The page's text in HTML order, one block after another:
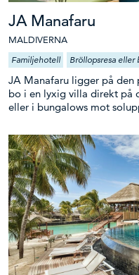
JA Manafaru
MALDIVERNA
Familjehotell Bröllopsresa eller
JA Manafaru ligger på
bo i en lyxig villa direkt på
eller i bungalows mot